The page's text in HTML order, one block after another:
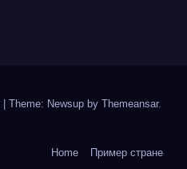
Theme: Newsup by Themeansar.
Home Пример стране